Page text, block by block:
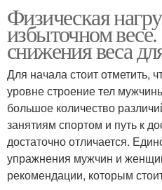
Физическая
избыточном
снижения веса
Для начала стоит отметить,
уровне строение тел
большое количество
занятиям спортом и путь к
достаточно отличается.
упражнения мужчин и
рекомендации, которым